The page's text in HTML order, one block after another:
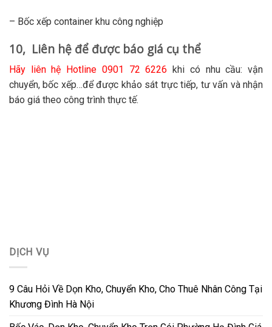
– Bốc xếp container khu công nghiệp
10, Liên hệ để được báo giá cụ thể
Hãy liên hệ Hotline 0901 72 6226 khi có nhu cầu: vận
chuyển, bốc xếp…để được khảo sát trực tiếp, tư vấn và nhận
báo giá theo công trình thực tế.
DỊCH VỤ
9 Câu Hỏi Về Dọn Kho, Chuyển Kho, Cho Thuê Nhân Công Tại
Khương Đình Hà Nội